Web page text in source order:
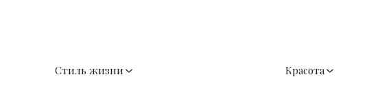
Стиль жизни Красота